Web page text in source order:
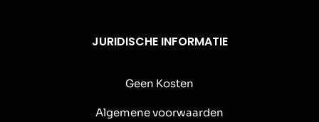
JURIDISCHE INFORMATIE
Geen Kosten
Algemene voorwaarden